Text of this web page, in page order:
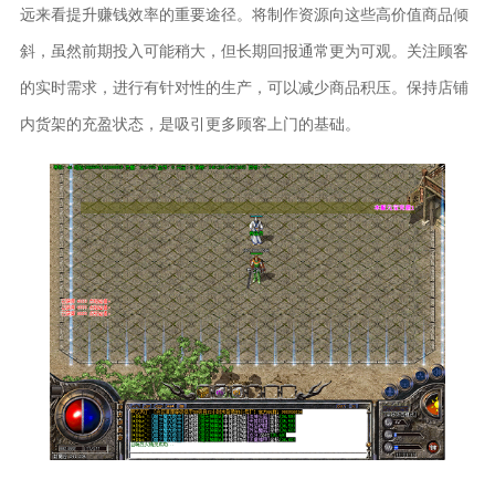
远来看提升赚钱效率的重要途径。将制作资源向这些高价值商品倾
斜，虽然前期投入可能稍大，但长期回报通常更为可观。关注顾客
的实时需求，进行有针对性的生产，可以减少商品积压。保持店铺
内货架的充盈状态，是吸引更多顾客上门的基础。